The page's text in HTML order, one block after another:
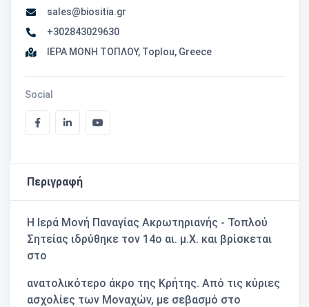
sales@biositia.gr
+302843029630
ΙΕΡΑ ΜΟΝΗ ΤΟΠΛΟΥ, Toplou, Greece
Social
Περιγραφή
Η Ιερά Μονή Παναγίας Ακρωτηριανής - Τοπλού
Σητείας ιδρύθηκε τον 14ο αι. μ.Χ. και βρίσκεται
στο
ανατολικότερο άκρο της Κρήτης. Από τις κύριες
ασχολίες των Μοναχών, με σεβασμό στο